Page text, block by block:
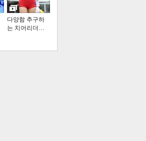
다양함 추구하
는 치어리더…